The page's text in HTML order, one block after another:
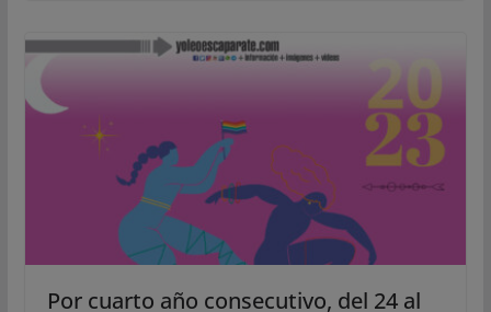
Por cuarto año consecutivo, del 24 al